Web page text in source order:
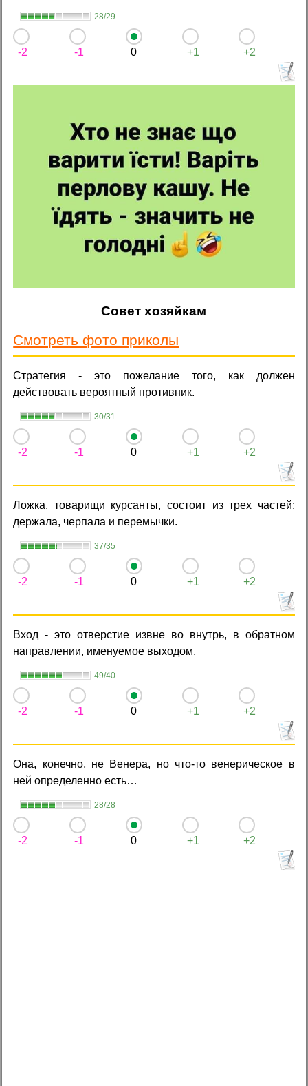
28/29
-2 -1 0 +1 +2
Совет хозяйкам
Смотреть фото приколы
Стратегия - это пожелание того, как должен
действовать вероятный противник.
30/31
-2 -1 0 +1 +2
Ложка, товарищи курсанты, состоит из трех частей:
держала, черпала и перемычки.
37/35
-2 -1 0 +1 +2
Вход - это отверстие извне во внутрь, в обратном
направлении, именуемое выходом.
49/40
-2 -1 0 +1 +2
Она, конечно, не Венера, но что-то венерическое в
ней определенно есть…
28/28
-2 -1 0 +1 +2